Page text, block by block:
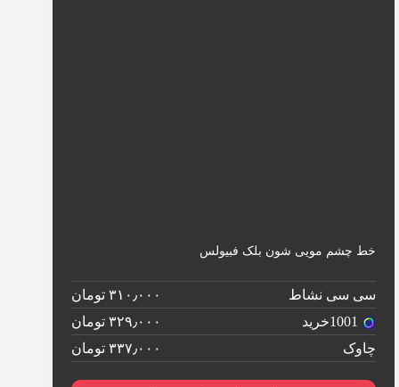
خط چشم مویی شون بلک فبیولس
سی سی نشاط
۳۱۰٫۰۰۰ تومان
۳۲۹٫۰۰۰ تومان
چاوک
۳۳۷٫۰۰۰ تومان